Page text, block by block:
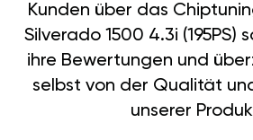
Kunden über das
Silverado 1500 4.3i (195PS)
ihre Bewertungen und
selbst von der Qualität
unserer